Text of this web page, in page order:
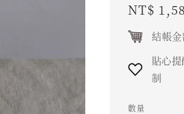
Regular
price
NT$
結帳
貼心
制
數量